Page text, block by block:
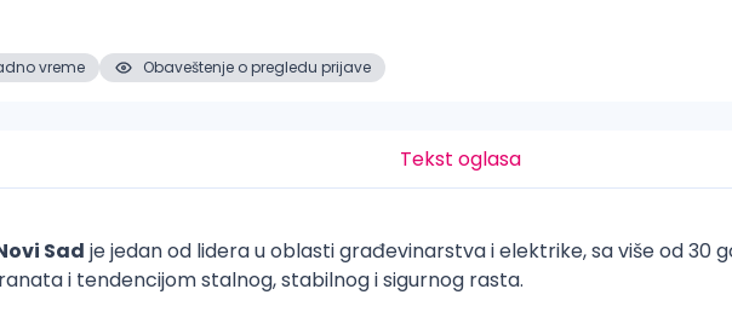
vreme Obaveštenje o pregledu prijave
Tekst oglasa
Sad je jedan od lidera u oblasti građevinarstva i elektrike, sa više od 30
i tendencijom stalnog, stabilnog i sigurnog rasta.